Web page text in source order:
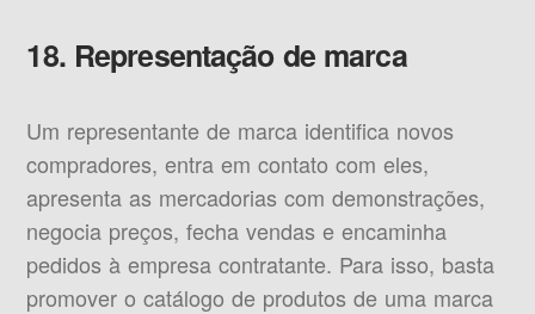
18. Representação de marca
Um representante de marca identifica novos
compradores, entra em contato com eles,
apresenta as mercadorias com demonstrações,
negocia preços, fecha vendas e encaminha
pedidos à empresa contratante. Para isso, basta
promover o catálogo de produtos de uma marca